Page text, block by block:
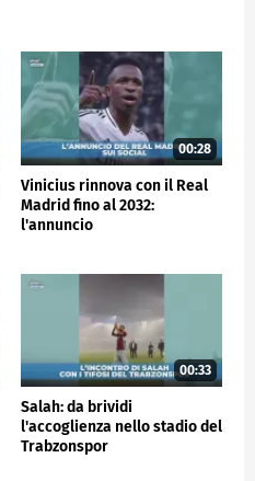
00:28
Vinicius rinnova con il Real
Madrid fino al 2032:
l'annuncio
00:33
Salah: da brividi
l'accoglienza nello stadio del
Trabzonspor